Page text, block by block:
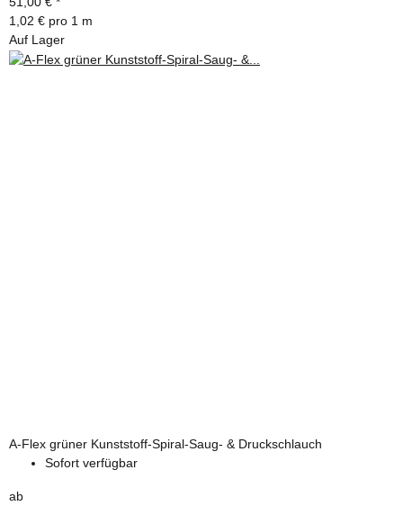
1,02 € pro 1 m
Auf Lager
A-Flex grüner Kunststoff-Spiral-Saug- & Druckschlauch
Sofort verfügbar
ab